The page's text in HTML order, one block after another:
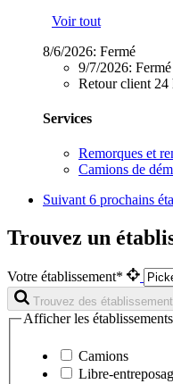
Voir tout
8/6/2026: Fermé
9/7/2026: Fermé
Retour client 24
Services
Remorques et
Camions de
Suivant 6 prochains
Trouvez un
Votre établissement*
Trouvez des
Afficher les
Camions
Libre-